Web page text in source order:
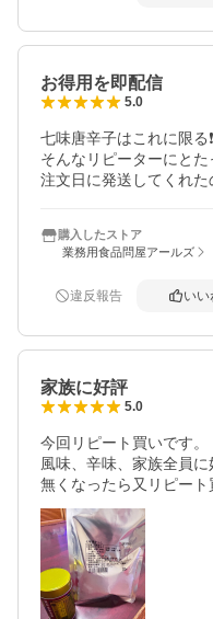
お得用を即配信
5.0
七味唐辛子はこれに限る❗️
そんなリピーターにと
注文日に発送してくれ
購入したストア
業務用食品問屋アールズ
違反報告 いい
家族に好評
5.0
今回リピート買いです。
風味、辛味、家族全員に
無くなったら又リピート